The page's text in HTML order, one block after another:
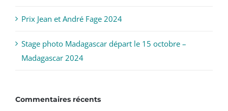
Prix Jean et André Fage 2024
Stage photo Madagascar départ le 15 octobre –
Madagascar 2024
Commentaires récents